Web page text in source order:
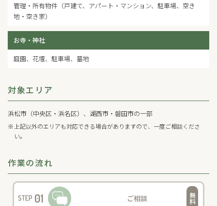
管理・所有物件（戸建て、アパート・マンション、駐車場、空き
地・空き家）
お寺・神社
庭園、花壇、駐車場、墓地
対象エリア
浜松市（中央区・浜名区）、湖西市・磐田市の一部
上記以外のエリアも対応できる場合がありますので、一度ご相談くださ
い。
作業の流れ
STEP 01 ご相談